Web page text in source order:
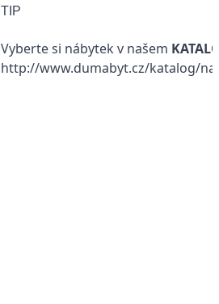
TIP
Vyberte si nábytek v našem
http://www.dumabyt.cz/katalog/